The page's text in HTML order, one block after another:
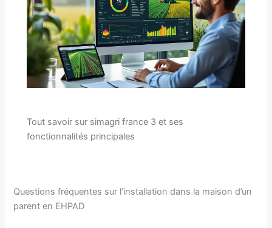
Tout savoir sur simagri france 3 et ses
fonctionnalités principales
Questions fréquentes sur l’installation dans la maison d’un
parent en EHPAD